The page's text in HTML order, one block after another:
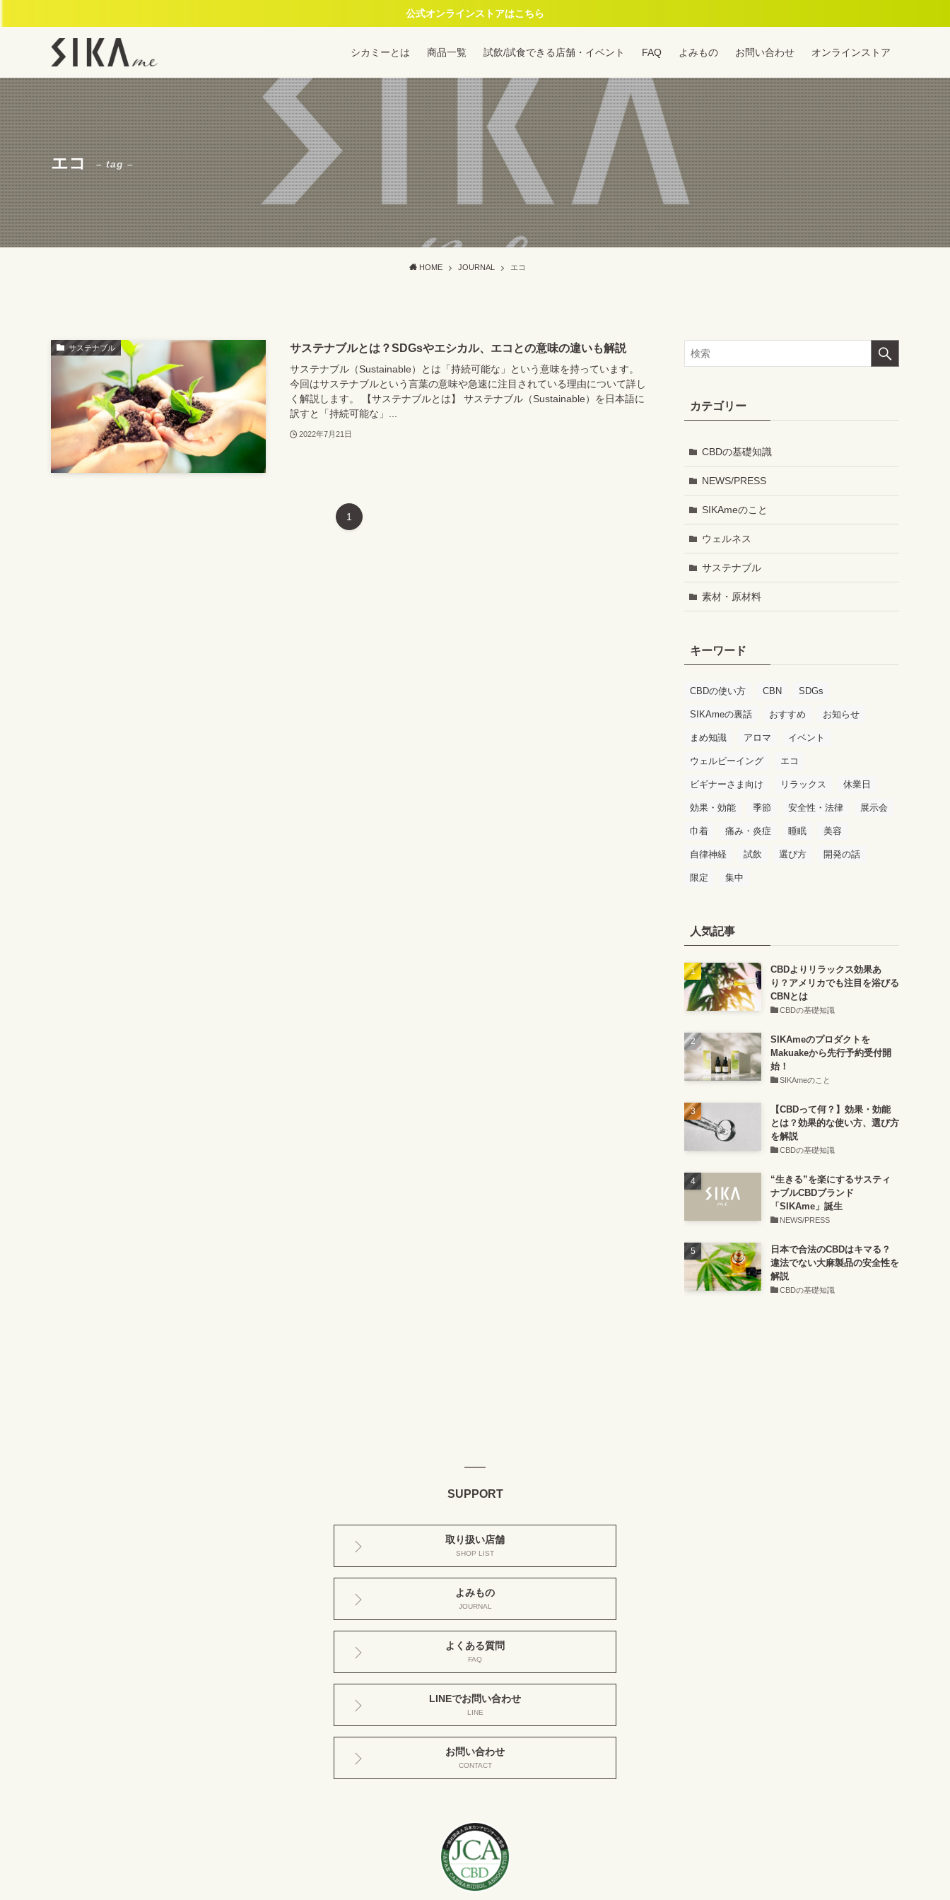
公式オンラインストアはこちら
シカミーとは 商品一覧 試飲/試食できる店舗・イベント FAQ よみもの お問い合わせ オンラインストア
エコ – tag –
HOME JOURNAL エコ
サステナブル サステナブルとは？SDGsやエシカル、エコとの意味の違いも解説
サステナブル（Sustainable）とは「持続可能な」という意味を持っています。
今回はサステナブルという言葉の意味や急速に注目されている理由について詳し
く解説します。 【サステナブルとは】 サステナブル（Sustainable）を日本語に
訳すと「持続可能な」...
2022年7月21日
1
カテゴリー
CBDの基礎知識
NEWS/PRESS
SIKAmeのこと
ウェルネス
サステナブル
素材・原材料
キーワード
CBDの使い方 CBN SDGs
SIKAmeの裏話 おすすめ お知らせ
まめ知識 アロマ イベント
ウェルビーイング エコ
ビギナーさま向け リラックス 休業日
効果・効能 季節 安全性・法律 展示会
巾着 痛み・炎症 睡眠 美容
自律神経 試飲 選び方 開発の話
限定 集中
人気記事
CBDよりリラックス効果あ
り？アメリカでも注目を浴びる
CBNとは
CBDの基礎知識
SIKAmeのプロダクトを
Makuakeから先行予約受付開
始！
SIKAmeのこと
【CBDって何？】効果・効能
とは？効果的な使い方、選び方
を解説
CBDの基礎知識
“生きる”を楽にするサスティ
ナブルCBDブランド
「SIKAme」誕生
NEWS/PRESS
日本で合法のCBDはキマる？
違法でない大麻製品の安全性を
解説
CBDの基礎知識
SUPPORT
取り扱い店舗
SHOP LIST
よみもの
JOURNAL
よくある質問
FAQ
LINEでお問い合わせ
LINE
お問い合わせ
CONTACT